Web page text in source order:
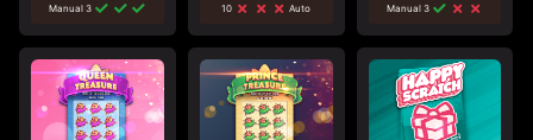
Manual 3
10
Auto
Manual 3